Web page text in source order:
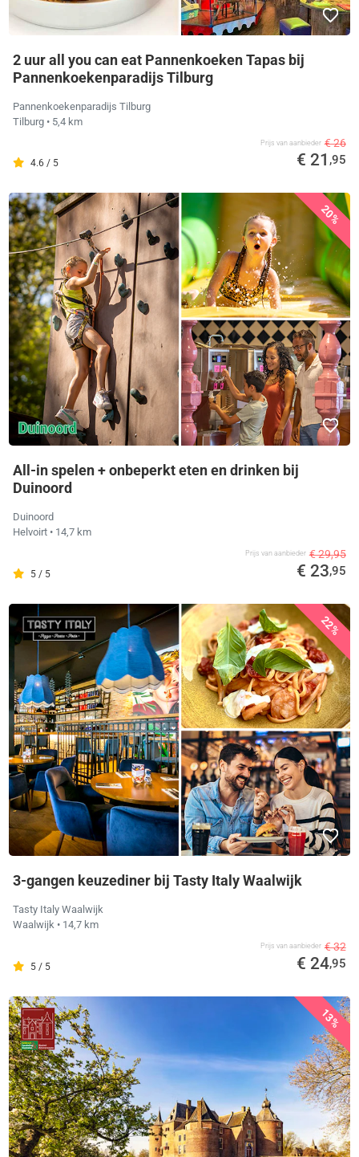
2 uur all you can eat Pannenkoeken Tapas bij
Pannenkoekenparadijs Tilburg
Pannenkoekenparadijs Tilburg
Tilburg • 5,4 km
4.6 / 5
Prijs van aanbieder € 26
€ 21 ,95
20%
All-in spelen + onbeperkt eten en drinken bij
Duinoord
Duinoord
Helvoirt • 14,7 km
5 / 5
Prijs van aanbieder € 29,95
€ 23,95
22%
3-gangen keuzediner bij Tasty Italy Waalwijk
Tasty Italy Waalwijk
Waalwijk • 14,7 km
5 / 5
Prijs van aanbieder € 32
€ 24,95
13%